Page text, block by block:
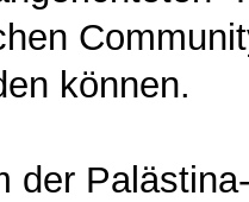
können.
der